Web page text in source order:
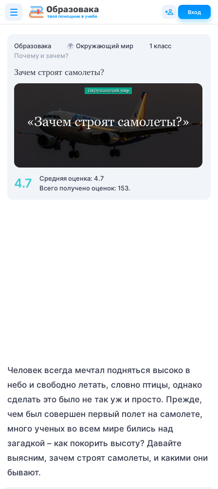
Образовака 🌍 Окружающий мир
1 класс
Почему и зачем?
Зачем строят самолеты?
4.7
Средняя оценка: 4.7
Всего получено оценок: 153.
Человек всегда мечтал подняться высоко в
небо и свободно летать, словно птицы, однако
сделать это было не так уж и просто. Прежде,
чем был совершен первый полет на самолете,
много ученых во всем мире бились над
загадкой – как покорить высоту? Давайте
выясним, зачем строят самолеты, и какими они
бывают.
Вход